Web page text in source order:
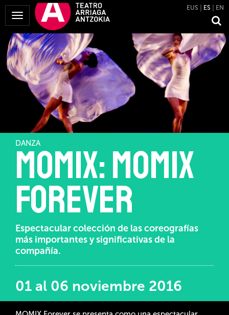
Mostrar
Menú
EUS ES EN
DANZA
MOMIX: MOMIX
Forever
Espectacular colección de las coreografías
más importantes y significativas de la
compañía.
01 al 06 noviembre 2016